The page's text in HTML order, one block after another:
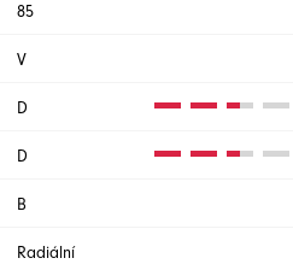
85
V
D
D
B
Radiální